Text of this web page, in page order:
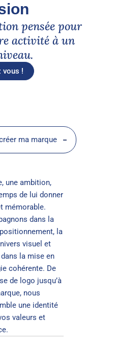
pensée pour
activité à un
vous !
ma marque
une ambition,
de lui donner
mémorable.
dans la
la
visuel et
la mise en
cohérente. De
de logo jusqu’à
nous
une identité
valeurs et